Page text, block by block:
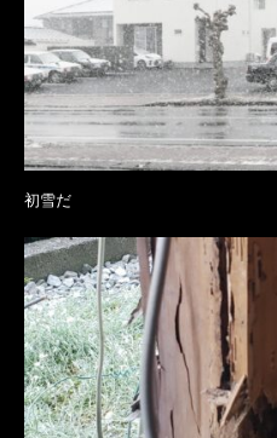
初雪だ